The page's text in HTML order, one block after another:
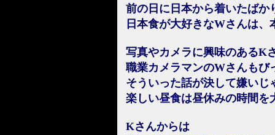
前の日に日本から着いたばか
日本食が大好きなWさんは
写真やカメラに興味のあるK
職業カメラマンのWさんもび
そういった話が決して嫌いじ
楽しい昼食は昼休みの時間を
Kさんからは